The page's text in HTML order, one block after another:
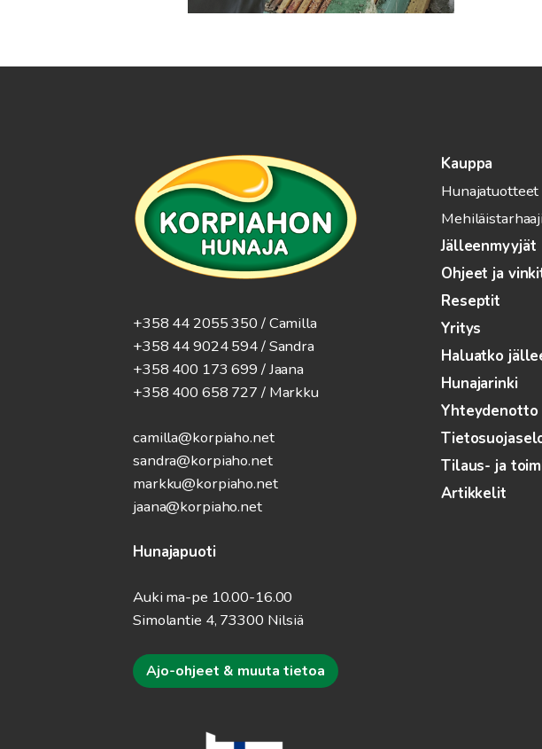
+358 44 2055 350 / Camilla
+358 44 9024 594/ Sandra
+358 400 173 699 / Jaana
+358 400 658 727 / Markku
camilla@korpiaho.net
sandra@korpiaho.net
markku@korpiaho.net
jaana@korpiaho.net
Hunajapuoti
Auki ma-pe 10.00-16.00
Simolantie 4, 73300 Nilsiä
Ajo-ohjeet & muuta tietoa
Kauppa
Hunajatuotteet
Jälleenmyyjät
Ohjeet ja
Reseptit
Yritys
Haluatko
Hunajarinki
Yhteydenotto
Tilaus- ja
Artikkelit